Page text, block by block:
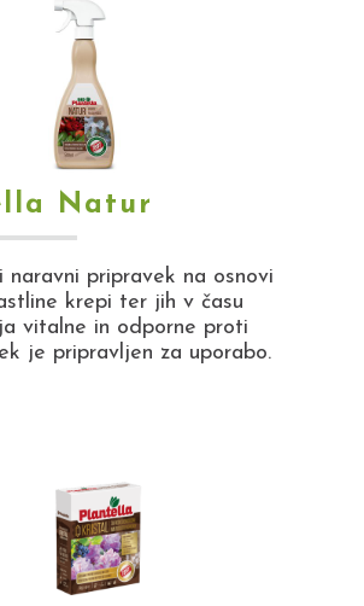
Natur
naravni pripravek na osnovi
krepi ter jih v času
vitalne in odporne proti
je pripravljen za uporabo.